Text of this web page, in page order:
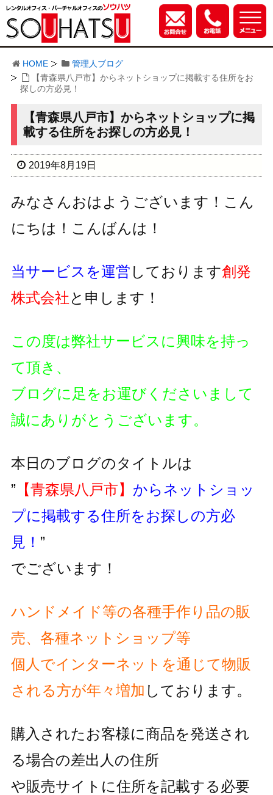
HOME
管理人ブログ
【青森県八戸市】からネットショップに掲載する住所をお
探しの方必見！
【青森県八戸市】からネットショップに掲
載する住所をお探しの方必見！
2019年8月19日
みなさんおはようございます！こん
にちは！こんばんは！
当サービスを運営 しております創発
株式会社と申します！
この度は弊社サービスに興味を持っ
て頂き、
ブログに足をお運びくださいまして
誠にありがとうございます。
本日のブログのタイトルは
”【青森県八戸市】 からネットショッ
プに掲載する住所をお探しの方必
見！ ”
でございます！
ハンドメイド等の各種手作り品の販
売、各種ネットショップ等
個人でインターネットを通じて物販
される方が年々増加 しております。
購入されたお客様に商品を発送され
る場合の差出人の住所
や販売サイトに住所を記載する必要